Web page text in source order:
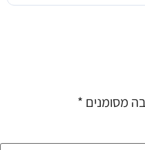
מסומנים *